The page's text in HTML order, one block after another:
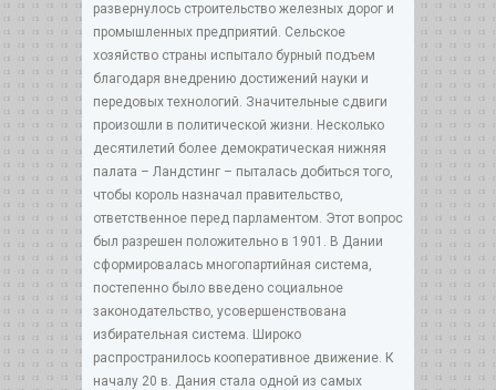
развернулось строительство железных дорог и
промышленных предприятий. Сельское
хозяйство страны испытало бурный подъем
благодаря внедрению достижений науки и
передовых технологий. Значительные сдвиги
произошли в политической жизни. Несколько
десятилетий более демократическая нижняя
палата – Ландстинг – пыталась добиться того,
чтобы король назначал правительство,
ответственное перед парламентом. Этот вопрос
был разрешен положительно в 1901. В Дании
сформировалась многопартийная система,
постепенно было введено социальное
законодательство, усовершенствована
избирательная система. Широко
распространилось кооперативное движение. К
началу 20 в. Дания стала одной из самых